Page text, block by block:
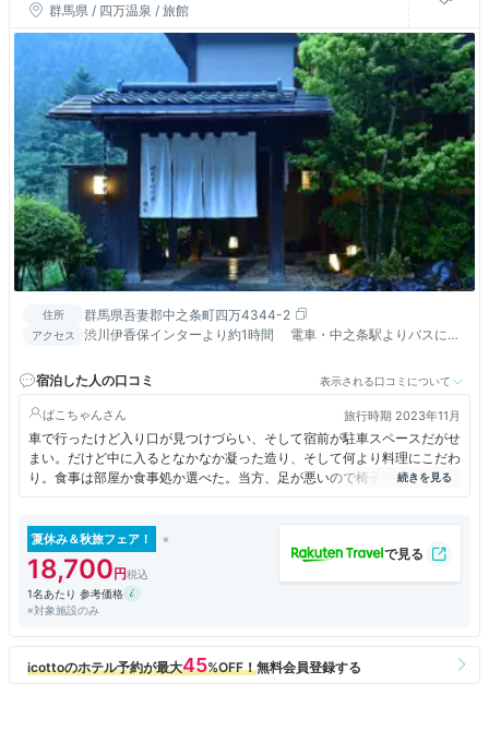
群馬県 / 四万温泉 / 旅館
住所 群馬県吾妻郡中之条町四万4344-2
アクセス
渋川伊香保インターより約1時間 電車・中之条駅よりバスにて
宿泊した人の口コミ
表示される口コミについて
ばこちゃん 旅行時期 2023年11月
車で行ったけど入り口が見つけづらい、そして宿前が駐車スペースだがせ
まい。だけど中に入るとなかなか凝った造り、そして何より料理にこだわ
り。食事は部屋か食事処か選べた。当方、足が悪いので椅子がある食事処
を選択したが。出てくるお料理は全般的においしかったが、特徴的だった
とかお醤油に漬けた海苔とかで食べるようにしてあって、味変させないぞ
っていうこだわりを感じた。
夏休み＆秋旅フェア！
18,700
1名あたり 参考価格
※対象施設のみ